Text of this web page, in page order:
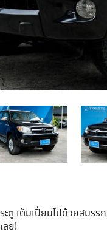
ตู เต็มเปี่ยมไปด้วยสมร
ลย!